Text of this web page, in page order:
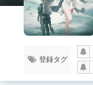
登録タグ